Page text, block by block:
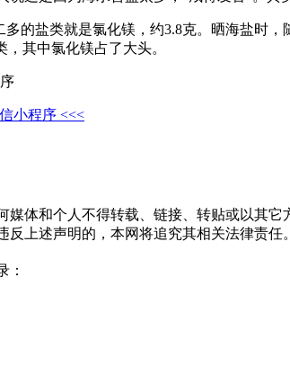
的盐类就是氯化镁，约3.8克。晒海盐时
其中氯化镁占了大头。
小程序 <<<
体和个人不得转载、链接、转贴或以其它
上述声明的，本网将追究其相关法律责任。
：